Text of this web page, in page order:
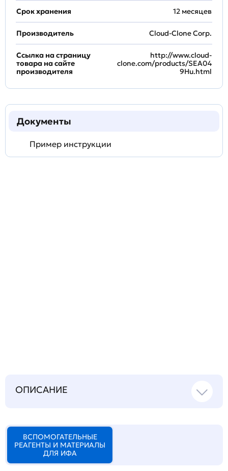
Срок хранения 12 месяцев
Производитель Cloud-Clone Corp.
Ссылка на страницу
товара на сайте
производителя
http://www.cloud-
clone.com/products/SEA04
9Hu.html
Документы
Пример инструкции
ОПИСАНИЕ
ВСПОМОГАТЕЛЬНЫЕ
РЕАГЕНТЫ И МАТЕРИАЛЫ
ДЛЯ ИФА